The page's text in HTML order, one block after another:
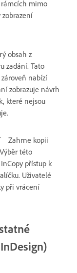
rámcích mimo
obsah z
zadání. Tato
nabízí
zobrazuje návrh
které nejsou
Zahrne kopii
této
přístup k
Uživatelé
při vrácení